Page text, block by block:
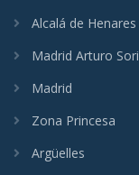
Alcalá de Henares
Madrid Arturo
Madrid
Zona Princesa
Argüelles